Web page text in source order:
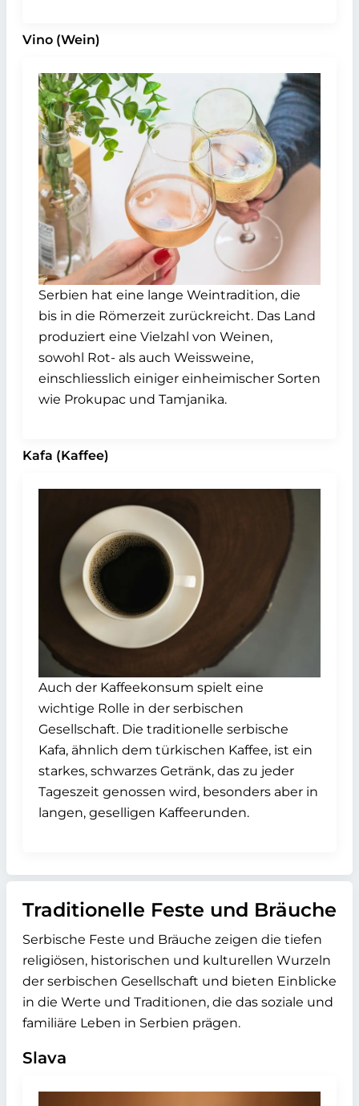
Vino (Wein)
Serbien hat eine lange Weintradition, die
bis in die Römerzeit zurückreicht. Das Land
produziert eine Vielzahl von Weinen,
sowohl Rot- als auch Weissweine,
einschliesslich einiger einheimischer Sorten
wie Prokupac und Tamjanika.
Kafa (Kaffee)
Auch der Kaffeekonsum spielt eine
wichtige Rolle in der serbischen
Gesellschaft. Die traditionelle serbische
Kafa, ähnlich dem türkischen Kaffee, ist ein
starkes, schwarzes Getränk, das zu jeder
Tageszeit genossen wird, besonders aber in
langen, geselligen Kaffeerunden.
Traditionelle Feste und Bräuche
Serbische Feste und Bräuche zeigen die tiefen
religiösen, historischen und kulturellen Wurzeln
der serbischen Gesellschaft und bieten Einblicke
in die Werte und Traditionen, die das soziale und
familiäre Leben in Serbien prägen.
Slava